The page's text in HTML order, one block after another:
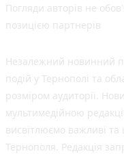
Погляди авторів не
позицією партнерів
Незалежний новинний
подій у Тернополі та
розміром аудиторії.
мультимедійною
висвітлюємо важливі та
Тернополя. Редакція